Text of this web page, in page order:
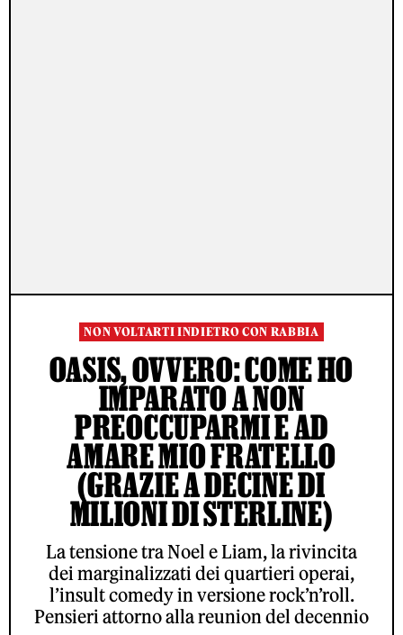
NON VOLTARTI INDIETRO CON RABBIA
OASIS, OVVERO: COME HO
IMPARATO A NON
PREOCCUPARMI E AD
AMARE MIO FRATELLO
(GRAZIE A DECINE DI
MILIONI DI STERLINE)
La tensione tra Noel e Liam, la rivincita
dei marginalizzati dei quartieri operai,
l’insult comedy in versione rock’n’roll.
Pensieri attorno alla reunion del decennio